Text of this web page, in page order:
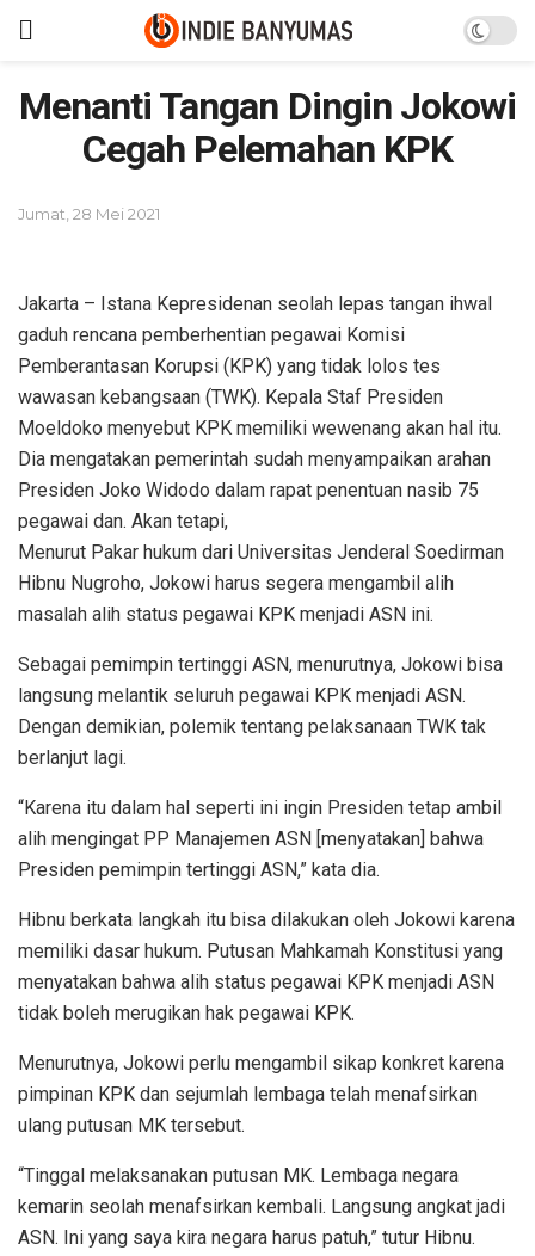
Menanti Tangan Dingin Jokowi
Cegah Pelemahan KPK
Jumat, 28 Mei 2021
Jakarta – Istana Kepresidenan seolah lepas tangan ihwal
gaduh rencana pemberhentian pegawai Komisi
Pemberantasan Korupsi (KPK) yang tidak lolos tes
wawasan kebangsaan (TWK). Kepala Staf Presiden
Moeldoko menyebut KPK memiliki wewenang akan hal itu.
Dia mengatakan pemerintah sudah menyampaikan arahan
Presiden Joko Widodo dalam rapat penentuan nasib 75
pegawai dan. Akan tetapi,
Menurut Pakar hukum dari Universitas Jenderal Soedirman
Hibnu Nugroho, Jokowi harus segera mengambil alih
masalah alih status pegawai KPK menjadi ASN ini.
Sebagai pemimpin tertinggi ASN, menurutnya, Jokowi bisa
langsung melantik seluruh pegawai KPK menjadi ASN.
Dengan demikian, polemik tentang pelaksanaan TWK tak
berlanjut lagi.
“Karena itu dalam hal seperti ini ingin Presiden tetap ambil
alih mengingat PP Manajemen ASN [menyatakan] bahwa
Presiden pemimpin tertinggi ASN,” kata dia.
Hibnu berkata langkah itu bisa dilakukan oleh Jokowi karena
memiliki dasar hukum. Putusan Mahkamah Konstitusi yang
menyatakan bahwa alih status pegawai KPK menjadi ASN
tidak boleh merugikan hak pegawai KPK.
Menurutnya, Jokowi perlu mengambil sikap konkret karena
pimpinan KPK dan sejumlah lembaga telah menafsirkan
ulang putusan MK tersebut.
“Tinggal melaksanakan putusan MK. Lembaga negara
kemarin seolah menafsirkan kembali. Langsung angkat jadi
ASN. Ini yang saya kira negara harus patuh,” tutur Hibnu.